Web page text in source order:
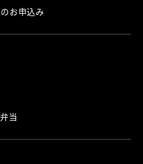
お申込み
当